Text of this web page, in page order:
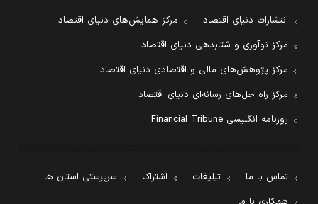
انتشارات دنیای اقتصاد
مرکز همایش‌های دنیای اقتصاد
مرکز نوآوری و شتابدهی دنیای اقتصاد
مرکز پژوهش‌های مالی و اقتصادی دنیای اقتصاد
مرکز راه حل‌های رسانه‌ای دنیای اقتصاد
روزنامه انگلیسی Financial Tribune
تماس با ما تبلیغات اشتراک
سرپرستی استان ها